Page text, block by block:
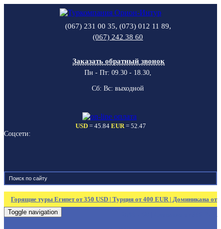
(067) 231 00 35, (073) 012 11 89,
(067) 242 38 60
Заказать обратный звонок
Пн - Пт: 09.30 - 18.30,
Сб: Вс: выходной
USD= 45.84 EUR= 52.47
Соцсети:
Горящие туры Египет от 350 USD | Турция от 400 EUR | Доминикана от
Toggle navigation